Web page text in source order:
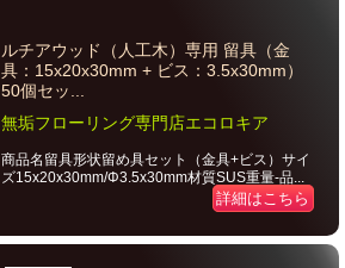
ルチアウッド（人工木）専用 留具（金
具：15x20x30mm + ビス：3.5x30mm）
50個セッ...
無垢フローリング専門店エコロキア
商品名留具形状留め具セット（金具+ビス）サイ
ズ15x20x30mm/Φ3.5x30mm材質SUS重量-品...
詳細はこちら